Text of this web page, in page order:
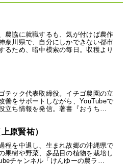
農協に就職するも、気が付けば農作
奈川県で、自分にしかできない都市
るため、暗中模索の毎日。収穫より
テック代表取締役。イチゴ農園の立
善をサポートしながら、YouTubeで
立ち情報を発信。著書『おうち…
原賢祐）
程を中退し、生まれ故郷の沖縄県で
果樹や野菜、多品目の植物を栽培し
チャンネル「けんゆーの農ラ…